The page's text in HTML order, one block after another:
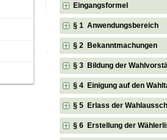
Eingangsformel
§ 1 Anwendungsbereich
§ 2 Bekanntmachungen
§ 3 Bildung der
§ 4 Einigung auf den
§ 5 Erlass der
§ 6 Erstellung der